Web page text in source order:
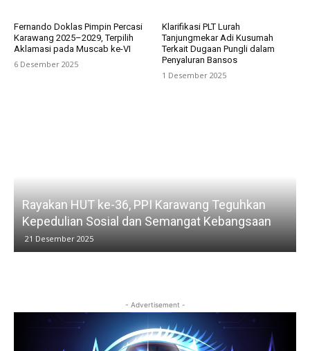
Fernando Doklas Pimpin Percasi
Karawang 2025–2029, Terpilih
Aklamasi pada Muscab ke-VI
6 Desember 2025
Klarifikasi PLT Lurah
Tanjungmekar Adi Kusumah
Terkait Dugaan Pungli dalam
Penyaluran Bansos
1 Desember 2025
Rayakan HUT ke-36, PPI Karawang Teguhkan
Kepedulian Sosial dan Semangat Kebangsaan
21 Desember 2025
- Advertisement -